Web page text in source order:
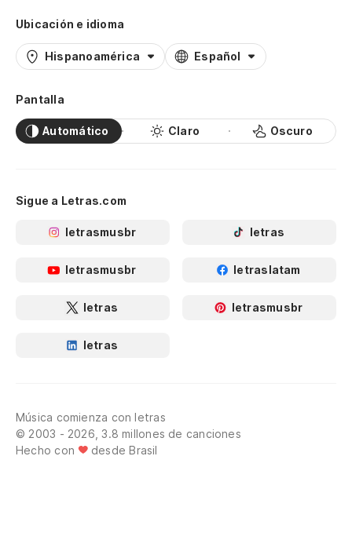
Ubicación e idioma
Hispanoamérica Español
Pantalla
Automático Claro Oscuro
Sigue a Letras.com
letrasmusbr letras
letrasmusbr letraslatam
letras letrasmusbr
letras
Música comienza con letras
© 2003 - 2026, 3.8 millones de canciones
Hecho con
desde Brasil